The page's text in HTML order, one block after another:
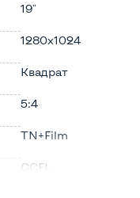
19"
1280x1024
Квадрат
5:4
TN+Film
CCFL